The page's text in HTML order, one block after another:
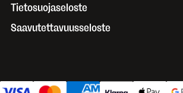
Tietosuojaseloste
Saavutettavuusseloste